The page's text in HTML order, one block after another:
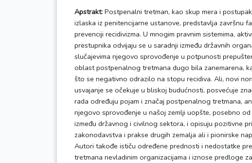
Apstrakt: Postpenalni tretman, kao skup mera i
izlaska iz penitencijarne ustanove, predstavlja završnu
prevenciji recidivizma. U mnogim pravnim sistemima,
prestupnika odvijaju se u saradnji između državnih
slučajevima njegovo sprovođenje u potpunosti
oblast postpenalnog tretmana dugo bila zanemarena,
što se negativno odrazilo na stopu recidiva. Ali, novi
usvajanje se očekuje u bliskoj budućnosti, posvećuje
rada određuju pojam i značaj postpenalnog tretmana,
njegovo sprovođenje u našoj zemlji uopšte, posebno
između državnog i civilnog sektora, i opisuju pozitivne
zakonodavstva i prakse drugih zemalja ali i pionirske
Autori takođe ističu određene prednosti i nedostatke
tretmana nevladinim organizacijama i iznose predloge